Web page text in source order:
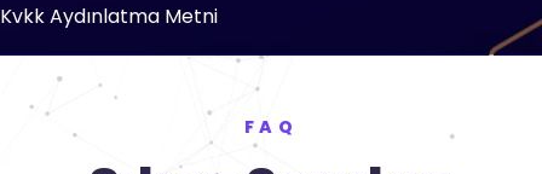
Kvkk Aydınlatma Metni
FAQ